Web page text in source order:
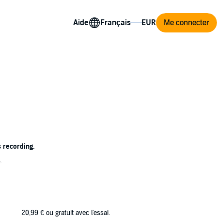
Aide Me connecter
of unimaginable evil.
20,99 € ou gratuit avec l'essai.